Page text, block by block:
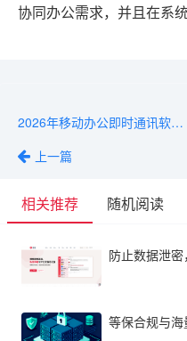
协同办公需求，并且在系
2026年移动办公即时通讯软件排行榜：手机APP体验+功能
上一篇
相关推荐 随机阅读